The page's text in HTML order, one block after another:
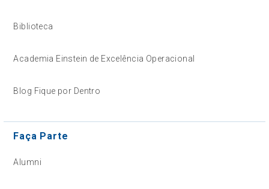
Biblioteca
Academia Einstein de Excelência Operacional
Blog Fique por Dentro
Faça Parte
Alumni